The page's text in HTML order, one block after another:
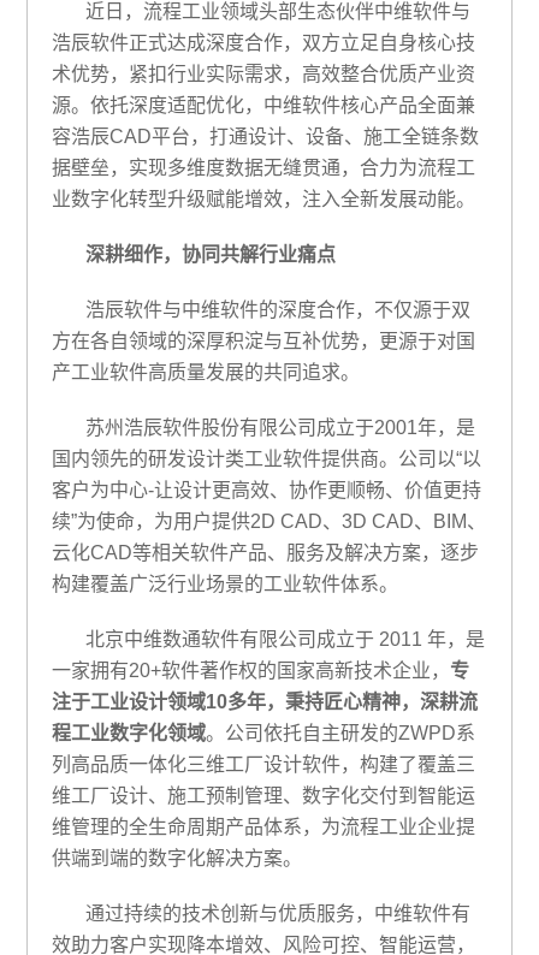
近日，流程工业领域头部生态伙伴中维软件与
浩辰软件正式达成深度合作，双方立足自身核心技
术优势，紧扣行业实际需求，高效整合优质产业资
源。依托深度适配优化，中维软件核心产品全面兼
容浩辰CAD平台，打通设计、设备、施工全链条数
据壁垒，实现多维度数据无缝贯通，合力为流程工
业数字化转型升级赋能增效，注入全新发展动能。
深耕细作，协同共解行业痛点
浩辰软件与中维软件的深度合作，不仅源于双
方在各自领域的深厚积淀与互补优势，更源于对国
产工业软件高质量发展的共同追求。
苏州浩辰软件股份有限公司成立于2001年，是
国内领先的研发设计类工业软件提供商。公司以“以
客户为中心-让设计更高效、协作更顺畅、价值更持
续”为使命，为用户提供2D CAD、3D CAD、BIM、
云化CAD等相关软件产品、服务及解决方案，逐步
构建覆盖广泛行业场景的工业软件体系。
北京中维数通软件有限公司成立于 2011 年，是
一家拥有20+软件著作权的国家高新技术企业， 专
注于工业设计领域10多年，秉持匠心精神，深耕流
程工业数字化领域。公司依托自主研发的ZWPD系
列高品质一体化三维工厂设计软件，构建了覆盖三
维工厂设计、施工预制管理、数字化交付到智能运
维管理的全生命周期产品体系，为流程工业企业提
供端到端的数字化解决方案。
通过持续的技术创新与优质服务，中维软件有
效助力客户实现降本增效、风险可控、智能运营，